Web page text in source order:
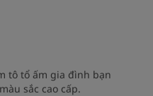
tô tổ ấm gia đình bạn
sắc cao cấp.